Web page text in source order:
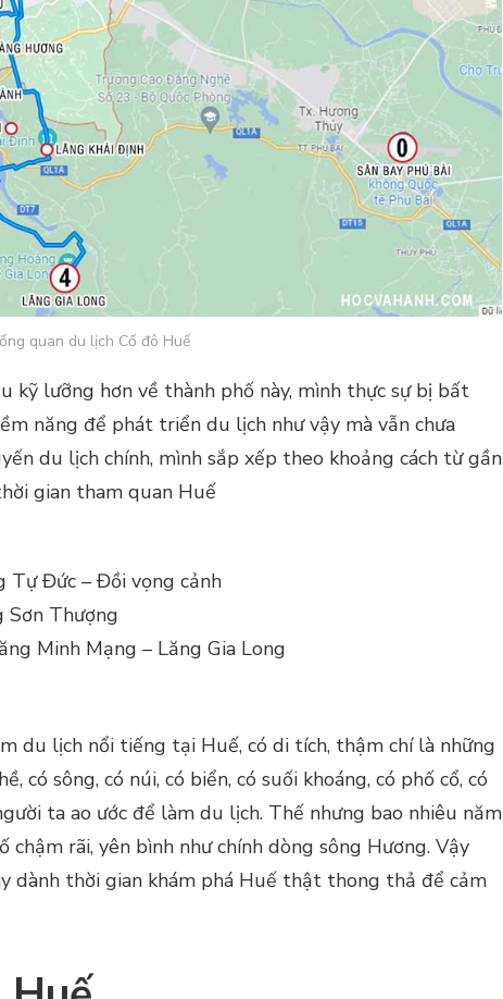
quan du lịch Cố đô Huế
kỹ lưỡng hơn về thành phố này, mình thực sự bị bất
năng để phát triển du lịch như vậy mà vẫn chưa
du lịch chính, mình sắp xếp theo khoảng cách từ gần
gian tham quan Huế
Tự Đức – Đồi vọng cảnh
Sơn Thượng
Minh Mạng – Lăng Gia Long
du lịch nổi tiếng tại Huế, có di tích, thậm chí là những
có sông, có núi, có biển, có suối khoáng, có phố cổ, có
ta ao ước để làm du lịch. Thế nhưng bao nhiêu năm
rãi, yên bình như chính dòng sông Hương. Vậy
dành thời gian khám phá Huế thật thong thả để cảm